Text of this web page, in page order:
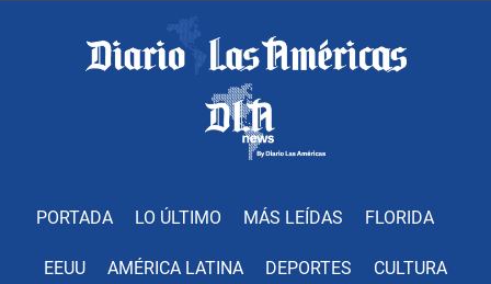
PORTADA LO ÚLTIMO MÁS LEÍDAS FLORIDA
EEUU AMÉRICA LATINA DEPORTES CULTURA